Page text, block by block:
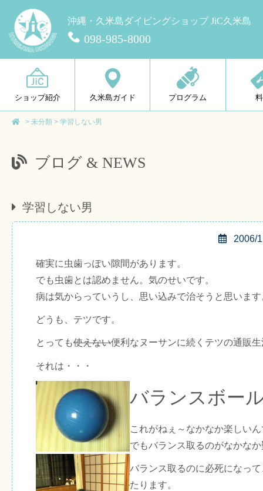
沖縄・久米島ダイビングショップ JiC久米島
098-985-8000
ショップ紹介 久米島ガイド プログラム
> 未分類 > 学習しない男
ブログ & NEWS
学習しない男
2006/
確実に虫歯っぽい隙間があります。
でも虫歯とは認めません。気のせいです。
病は気からっていうし、思い込みで治そうと思います
どうも、テツです。
とっても使えない便利なヌーサンに続くテツの通販
それは・・・
バランスボー
これがねぇ～なかなか楽しい
でもバランス取るのがなかな
バランス取るのに必死になっ
たります。